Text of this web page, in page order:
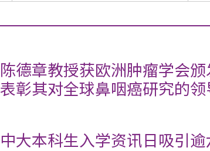
陈德章教授获欧洲肿瘤学会颁
表彰其对全球鼻咽癌研究的
中大本科生入学资讯日吸引